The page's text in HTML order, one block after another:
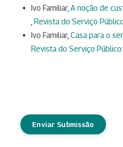
Ivo Familiar, A noção de
, Revista do Serviço
Ivo Familiar, Casa para o
Revista do Serviço
Enviar Submissão